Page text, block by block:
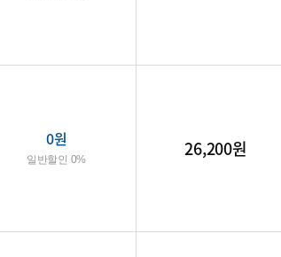
0원
일반할인 0% 26,200원